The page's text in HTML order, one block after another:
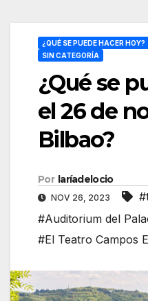
¿QUÉ SE PUEDE HACER HOY?
SIN CATEGORÍA
¿Qué se
el 26 de
Bilbao?
Por laríadelocio
NOV 26, 2023
#Auditorium del
#El Teatro Campos